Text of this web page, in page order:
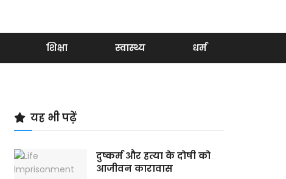
शिक्षा स्वास्थ्य धर्म
यह भी पढ़ें
दुष्कर्म और हत्या के दोषी को
आजीवन कारावास